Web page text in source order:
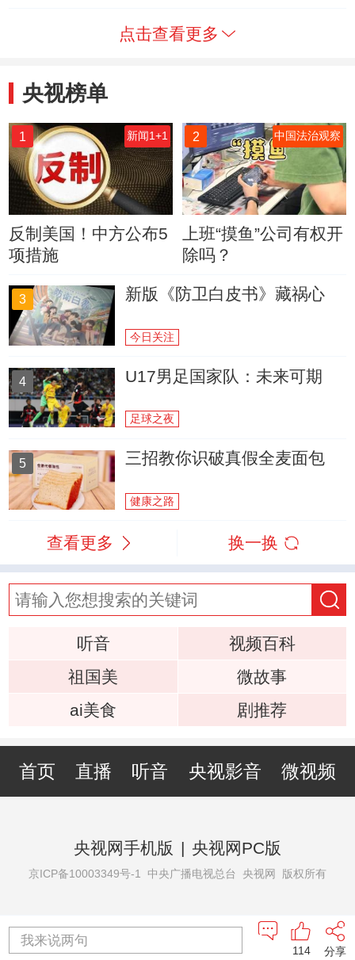
点击查看更多
央视榜单
1 新闻1+1
反制美国！中方公布5
项措施
2 中国法治观察
上班“摸鱼”公司有权开
除吗？
3 新版《防卫白皮书》藏祸心
今日关注
4 U17男足国家队：未来可期
足球之夜
5 三招教你识破真假全麦面包
健康之路
查看更多 换一换
听音
视频百科
祖国美
微故事
ai美食
剧推荐
首页 直播 听音 央视影音 微视频
央视网手机版 | 央视网PC版
京ICP备10003349号-1 中央广播电视总台 央视网 版权所有
我来说两句
分享
114